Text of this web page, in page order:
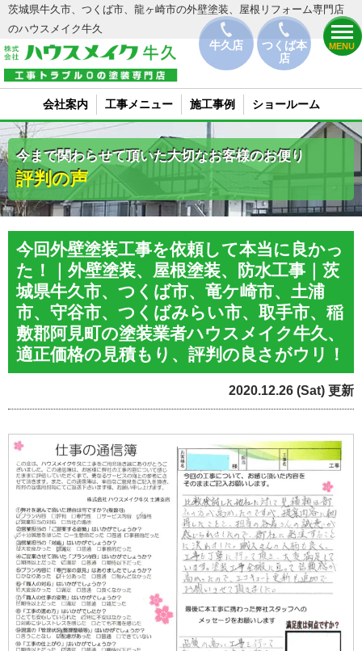
牛久店
つくば本
店
MENU
茨城県牛久市、つくば市、龍ヶ崎市の外壁塗装、屋根リフォーム専門店
のハウスメイク牛久
会社案内 工事メニュー 施工事例 ショールーム
今まで関わらせて頂いた大切なお客様のお便り
評判の声
今回外壁塗装工事を依頼して本当に良かっ
た！｜外壁塗装、屋根塗装、防水工事｜茨
城県牛久市、つくば市、竜ケ崎市、土浦
市、守谷市、つくばみらい市、取手市、稲
敷郡阿見町の塗装業者ハウスメイク牛久、
適正価格の見積もり、評判の良さがウリ！
2020.12.26 (Sat) 更新